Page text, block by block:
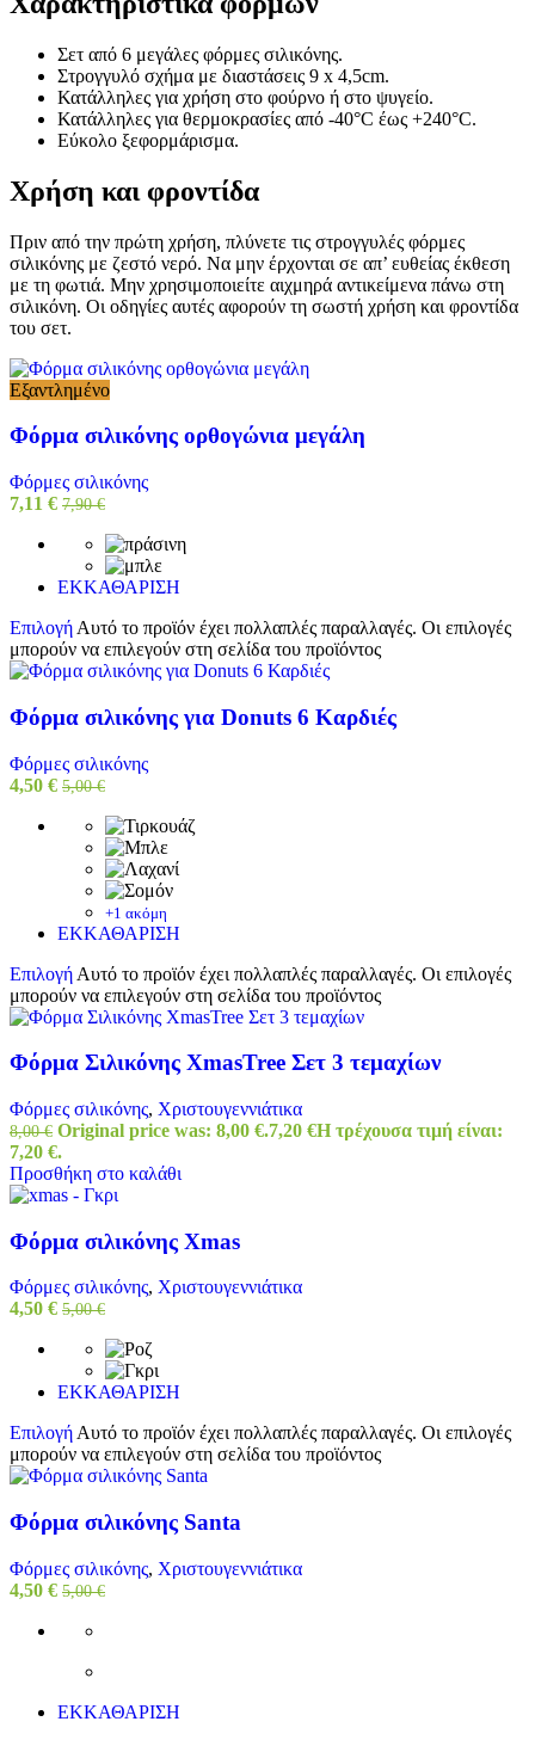
Σετ από 6 μεγάλες φόρμες σιλικόνης.
Στρογγυλό σχήμα με διαστάσεις 9 x 4,5cm.
Κατάλληλες για χρήση στο φούρνο ή στο ψυγείο.
Κατάλληλες για θερμοκρασίες από -40°C έως +240°C.
Εύκολο ξεφορμάρισμα.
Χρήση και φροντίδα
Πριν από την πρώτη χρήση, πλύνετε τις στρογγυλές φόρμες
σιλικόνης με ζεστό νερό. Να μην έρχονται σε απ’ ευθείας έκθεση
με τη φωτιά. Μην χρησιμοποιείτε αιχμηρά αντικείμενα πάνω στη
σιλικόνη. Οι οδηγίες αυτές αφορούν τη σωστή χρήση και φροντίδα
του σετ.
Εξαντλημένο
Φόρμα σιλικόνης ορθογώνια μεγάλη
Φόρμες σιλικόνης
7,11 € 7,90€
ΕΚΚΑΘΑΡΙΣΗ
Επιλογή Αυτό το προϊόν έχει πολλαπλές παραλλαγές. Οι επιλογές
μπορούν να επιλεγούν στη σελίδα του προϊόντος
Φόρμα σιλικόνης για Donuts 6 Καρδιές
Φόρμες σιλικόνης
4,50 € 5,00€
+1 ακόμη
ΕΚΚΑΘΑΡΙΣΗ
Επιλογή Αυτό το προϊόν έχει πολλαπλές παραλλαγές. Οι επιλογές
μπορούν να επιλεγούν στη σελίδα του προϊόντος
Φόρμα Σιλικόνης XmasTree Σετ 3 τεμαχίων
Φόρμες σιλικόνης, Χριστουγεννιάτικα
8,00€ Original price was: 8,00 €.7,20 €Η τρέχουσα τιμή είναι:
7,20 €.
Προσθήκη στο καλάθι
Φόρμα σιλικόνης Xmas
Φόρμες σιλικόνης, Χριστουγεννιάτικα
4,50 € 5,00€
ΕΚΚΑΘΑΡΙΣΗ
ΕπιλογήΑυτό το προϊόν έχει πολλαπλές παραλλαγές. Οι επιλογές
μπορούν να επιλεγούν στη σελίδα του προϊόντος
Φόρμα σιλικόνης Santa
Φόρμες σιλικόνης, Χριστουγεννιάτικα
4,50 € 5,00€
ΕΚΚΑΘΑΡΙΣΗ